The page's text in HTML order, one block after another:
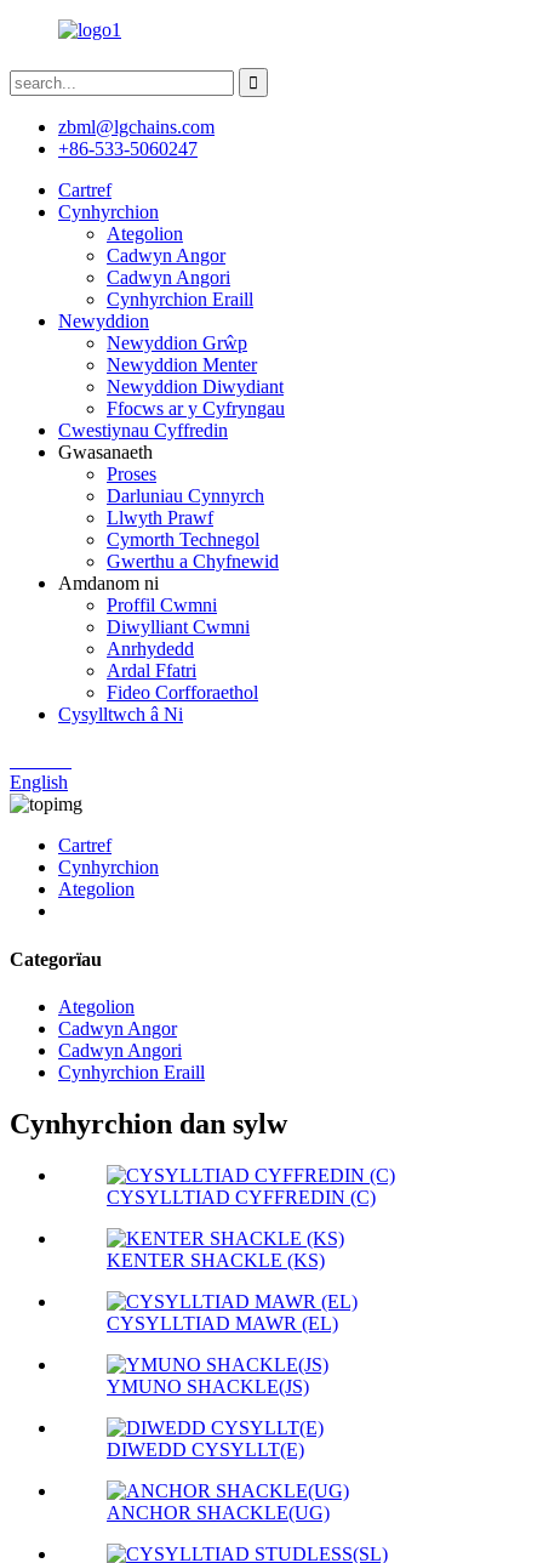
zbml@lgchains.com
+86-533-5060247
Cartref
Cynhyrchion
Ategolion
Cadwyn Angor
Cadwyn Angori
Cynhyrchion Eraill
Newyddion
Newyddion Grŵp
Newyddion Menter
Newyddion Diwydiant
Ffocws ar y Cyfryngau
Cwestiynau Cyffredin
Gwasanaeth
Proses
Darluniau Cynnyrch
Llwyth Prawf
Cymorth Technegol
Gwerthu a Chyfnewid
Amdanom ni
Proffil Cwmni
Diwylliant Cwmni
Anrhydedd
Ardal Ffatri
Fideo Corfforaethol
Cysylltwch â Ni
English
Cartref
Cynhyrchion
Ategolion
Categorïau
Ategolion
Cadwyn Angor
Cadwyn Angori
Cynhyrchion Eraill
Cynhyrchion dan sylw
CYSYLLTIAD CYFFREDIN (C)
KENTER SHACKLE (KS)
CYSYLLTIAD MAWR (EL)
YMUNO SHACKLE(JS)
DIWEDD CYSYLLT(E)
ANCHOR SHACKLE(UG)